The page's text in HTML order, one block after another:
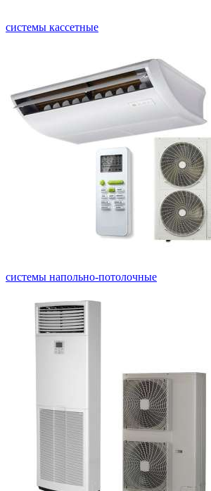
системы кассетные
системы напольно-потолочные